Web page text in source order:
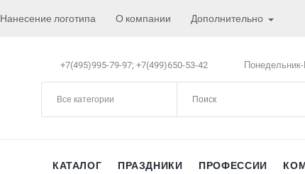
Нанесение логотипа О компании Дополнительно
+7(495)995-79-97; +7(499)650-53-42
Все категории
КАТАЛОГ ПРАЗДНИКИ ПРОФЕССИИ